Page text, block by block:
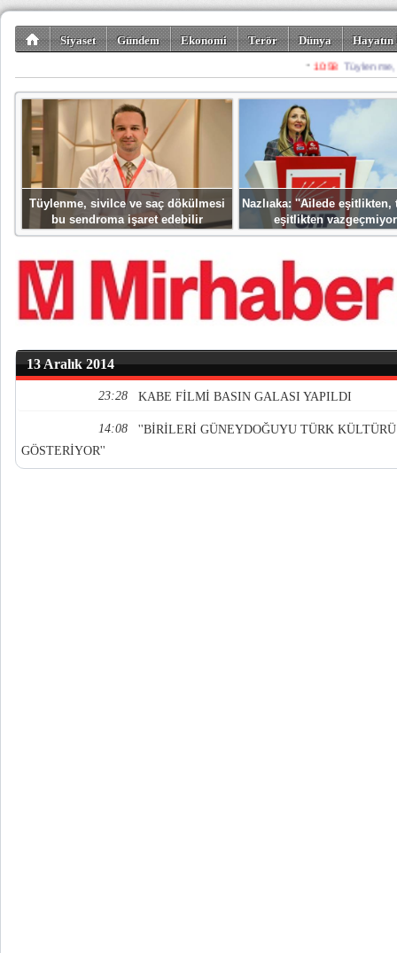
Siyaset Gündem Ekonomi Terör Dünya
Spor Misafir
Tüylenme, sivilce ve saç dökülmesi
bu sendroma işaret edebilir
Nazlıaka: ''Ailede eşitlikten,
eşitlikten
13 Aralık 2014
23:28 KABE FİLMİ BASIN GALASI YAPILDI
14:08
''BİRİLERİ GÜNEYDOĞUYU TÜRK
GÖSTERİYOR''